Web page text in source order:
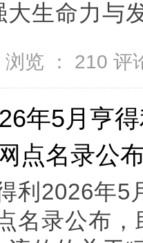
大生命力与
览 ： 210 评
年5月亨
点名录公
利2026年5
名录公布